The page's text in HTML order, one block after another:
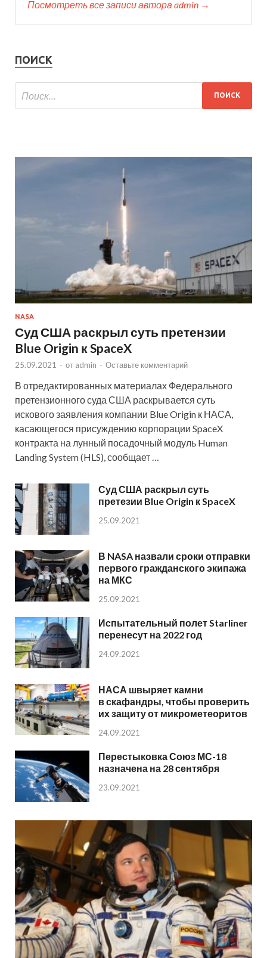
Посмотреть все записи автора admin →
ПОИСК
NASA
Суд США раскрыл суть претензии
Blue Origin к SpaceX
25.09.2021 - от admin - Оставьте комментарий
В отредактированных материалах Федерального
претензионного суда США раскрывается суть
искового заявления компании Blue Origin к НАСА,
касающегося присуждению корпорации SpaceX
контракта на лунный посадочный модуль Human
Landing System (HLS), сообщает …
Суд США раскрыл суть
претезии Blue Origin к SpaceX
25.09.2021
В NASA назвали сроки отправки
первого гражданского экипажа
на МКС
25.09.2021
Испытательный полет Starliner
перенесут на 2022 год
24.09.2021
НАСА швыряет камни
в скафандры, чтобы проверить
их защиту от микрометеоритов
24.09.2021
Перестыковка Союз МС-18
назначена на 28 сентября
23.09.2021